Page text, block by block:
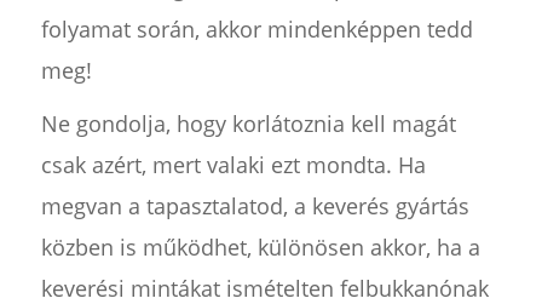
folyamat során, akkor mindenképpen tedd
meg!
Ne gondolja, hogy korlátoznia kell magát
csak azért, mert valaki ezt mondta. Ha
megvan a tapasztalatod, a keverés gyártás
közben is működhet, különösen akkor, ha a
keverési mintákat ismételten felbukkanónak